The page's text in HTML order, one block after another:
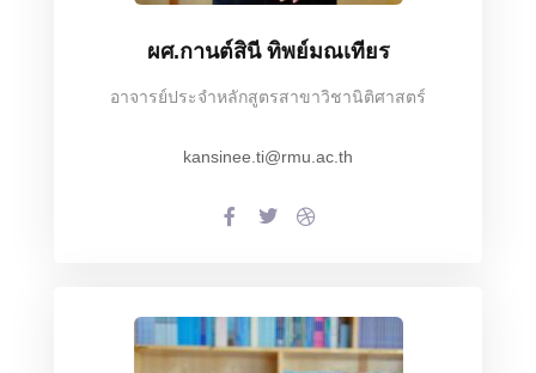
ผศ.กานต์สินี ทิพย์มณเทียร
อาจารย์ประจำหลักสูตรสาขาวิชานิติศาสตร์
kansinee.ti@rmu.ac.th